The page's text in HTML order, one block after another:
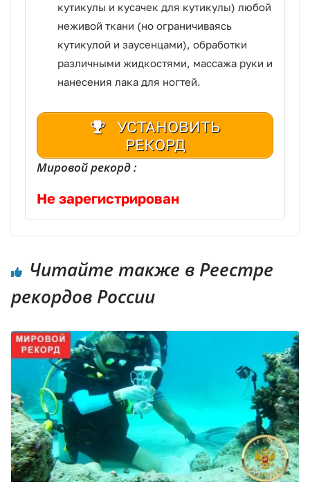
кутикулы и кусачек для кутикулы) любой
неживой ткани (но ограничиваясь
кутикулой и заусенцами), обработки
различными жидкостями, массажа руки и
нанесения лака для ногтей.
УСТАНОВИТЬ
РЕКОРД
Мировой рекорд :
Не зарегистрирован
Читайте также в Реестре
рекордов России